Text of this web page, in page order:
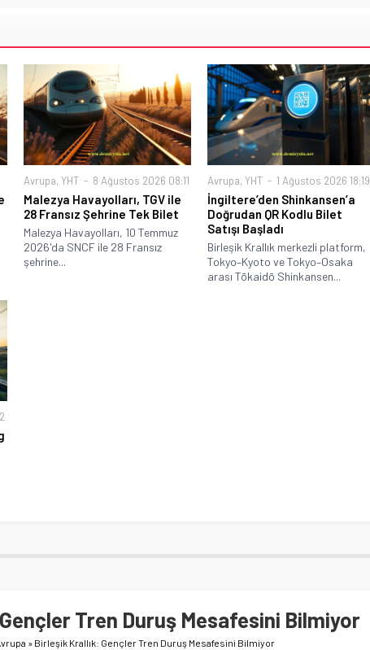
Avrupa, YHT 8 Ağustos 2026 08:11
Malezya Havayolları, TGV ile
28 Fransız Şehrine Tek Bilet
Malezya Havayolları, 10 Temmuz
2026'da SNCF ile 28 Fransız
şehrine...
Avrupa,YHT 1 Ağustos 2026 18:19
İngiltere’den Shinkansen’a
Doğrudan QR Kodlu Bilet
Satışı Başladı
Birleşik Krallık merkezli platform,
Tokyo–Kyoto ve Tokyo–Osaka
arası Tōkaidō Shinkansen...
Tren Duruş Mesafesini Bilmiyor
» Birleşik Krallık: Gençler Tren Duruş Mesafesini Bilmiyor